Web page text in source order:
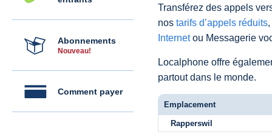
Abonnements
Nouveau!
Comment payer
Transférez des appels
nos tarifs d’appels réduits
Internetou Messagerie
Localphone offre
partout dans le monde.
Emplacement
Rapperswil